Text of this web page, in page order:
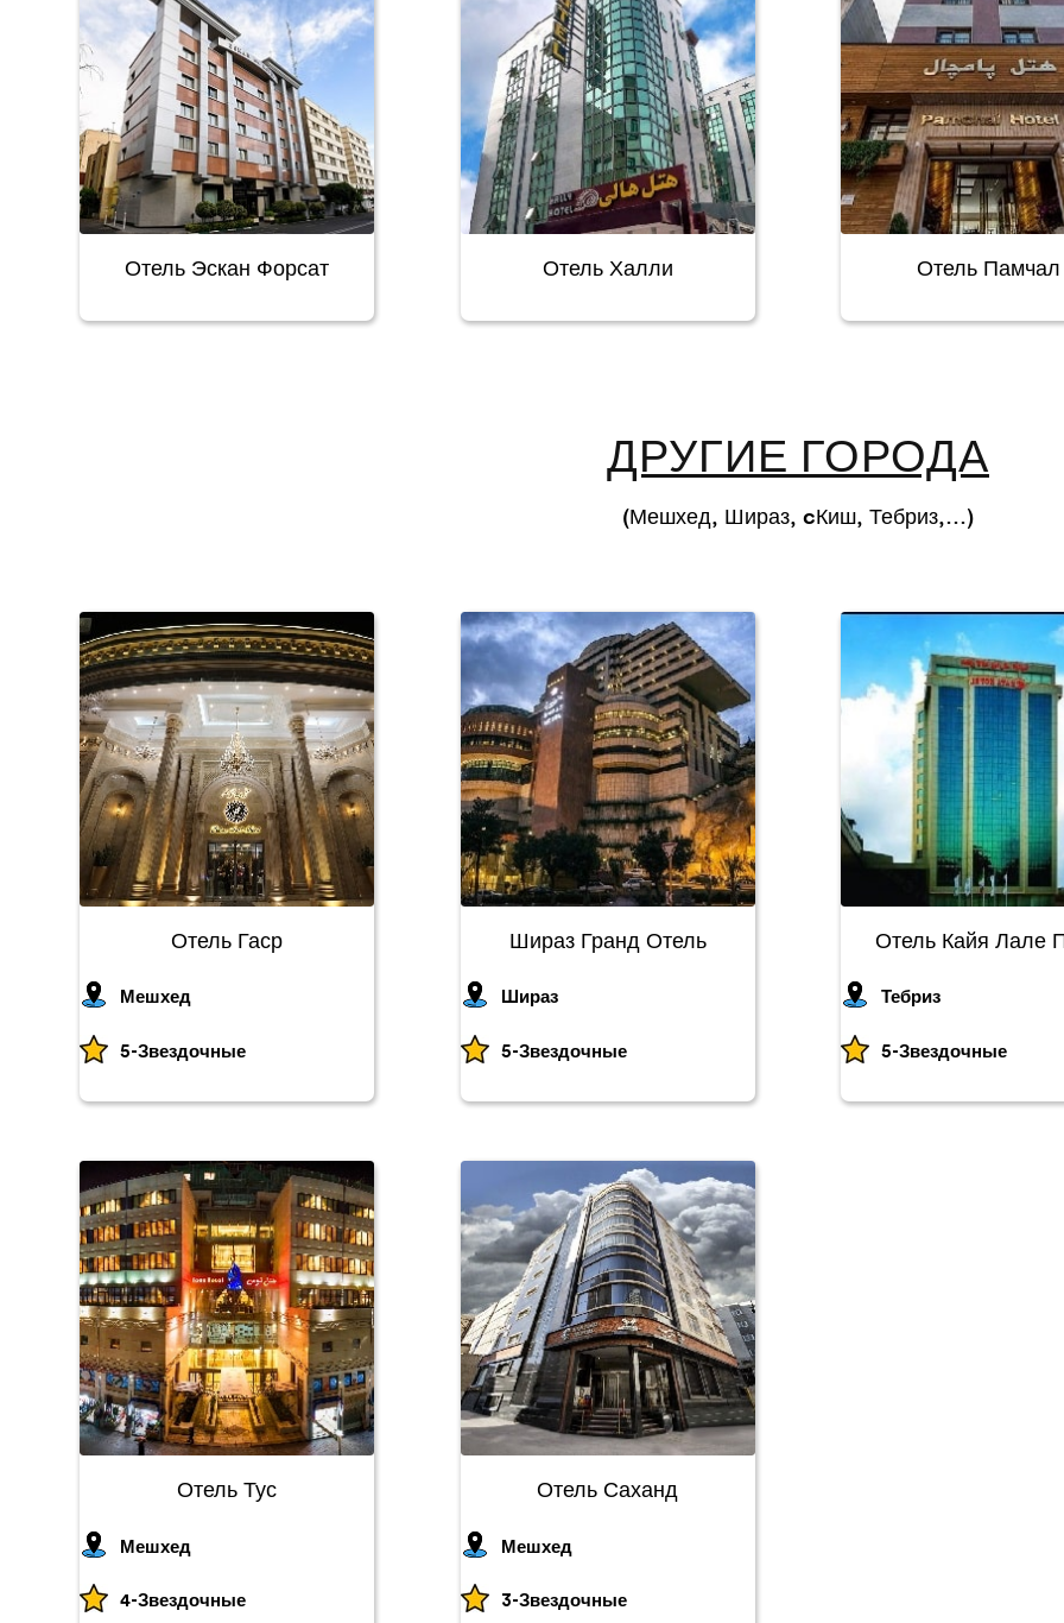
Отель Эскан Форсат Отель Халли Отель Памчал
ДРУГИЕ ГОРОДА
(Мешхед, Шираз, cКиш, Тебриз,…)
Отель Гаср
Мешхед
5-Звездочные
Шираз Гранд Отель
Шираз
5-Звездочные
Отель Кайя Лале
Тебриз
5-Звездочные
Отель Тус
Мешхед
4-Звездочные
Отель Саханд
Мешхед
3-Звездочные